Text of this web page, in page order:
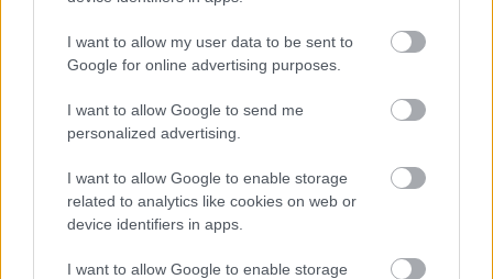
I want to allow my user data to be sent to
Google for online advertising purposes.
I want to allow Google to send me
personalized advertising.
I want to allow Google to enable storage
related to analytics like cookies on web or
device identifiers in apps.
I want to allow Google to enable storage